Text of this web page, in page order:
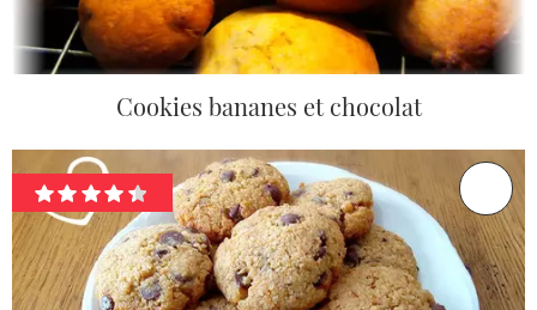
Cookies bananes et chocolat